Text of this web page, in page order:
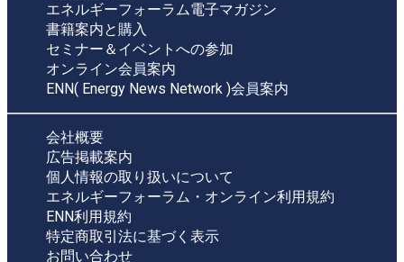
エネルギーフォーラム電子マガジン
書籍案内と購入
セミナー＆イベントへの参加
オンライン会員案内
ENN( Energy News Network )会員案内
会社概要
広告掲載案内
個人情報の取り扱いについて
エネルギーフォーラム・オンライン利用規約
ENN利用規約
特定商取引法に基づく表示
お問い合わせ